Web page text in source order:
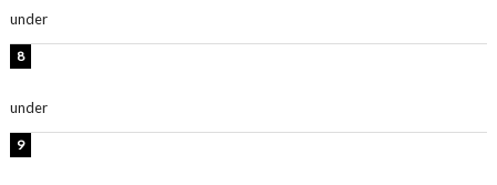
under
under